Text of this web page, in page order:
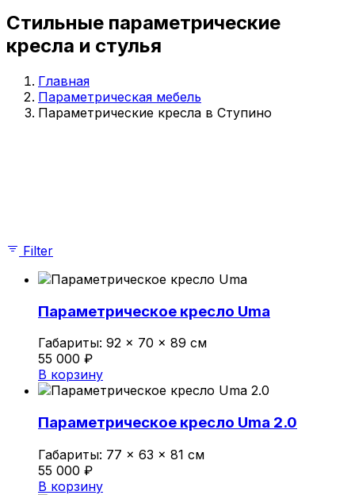
Параметрические стены и панно
Параметрические столы
Параметрические шезлонги
Проекты
О компании
Параметрические кашпо
Проекты
О компании
© 2026 | iParametric - Все права защищены.
Политика конфиденциальности
Обзор корзины
В корзине нет товаров.
Стильные параметрические
кресла и стулья
Главная
Параметрическая мебель
Параметрические кресла в Ступино
Filter
Параметрическое кресло Uma
Габариты: 92 × 70 × 89 см
55 000 ₽
В корзину
Параметрическое кресло Uma 2.0
Габариты: 77 × 63 × 81 см
55 000 ₽
В корзину